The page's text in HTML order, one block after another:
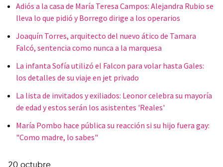
Adiós a la casa de María Teresa Campos: Alejandra Rubio se
lleva lo que pidió y Borrego dirige a los operarios
Joaquín Torres, arquitecto del nuevo ático de Tamara
Falcó, sentencia como nunca a la marquesa
La infanta Sofía utilizó el Falcon para volar hasta Gales:
los detalles de su viaje en jet privado
La lista de invitados y exiliados: Leonor celebra su mayoría
de edad y estos serán los asistentes 'Reales'
María Pombo hace pública su reacción si su hijo fuera gay:
"Como madre, lo sabes"
20 octubre